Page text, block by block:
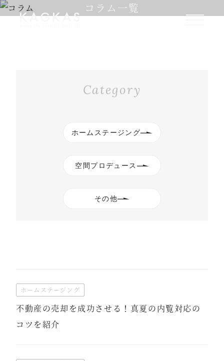
コラム一覧
Category
ホームステージング
空間プロデュース
その他
ホームステージング
不動産の売却を成功させる！真夏の内覧対応の
コツを紹介